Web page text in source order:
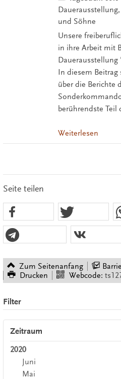
und Söhne
Unsere
in ihre Arbeit mit
Dauerausstellung
In diesem Beitrag
über die Berichte
berührendste Teil
Weiterlesen
Seite teilen
Zum Seitenanfang
Drucken
Webcode:
Filter
Zeitraum
2020
Juni
Mai